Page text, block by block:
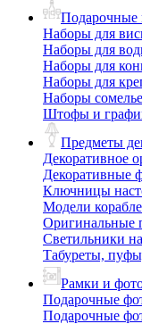
Подарочные
Наборы для
Наборы для
Наборы для
Наборы для
Наборы сомелье
Штофы и
Предметы
Декоративное
Декоративные
Ключницы
Модели
Оригинальные
Светильники
Табуреты,
Рамки и
Подарочные
Подарочные